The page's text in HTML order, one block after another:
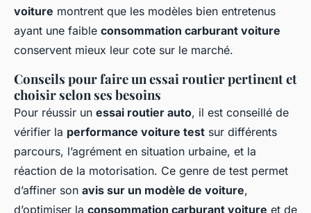
voiture montrent que les modèles bien entretenus
ayant une faible consommation carburant voiture
conservent mieux leur cote sur le marché.
Conseils pour faire un essai routier pertinent et
choisir selon ses besoins
Pour réussir un essai routier auto, il est conseillé de
vérifier la performance voiture test sur différents
parcours, l’agrément en situation urbaine, et la
réaction de la motorisation. Ce genre de test permet
d’affiner son avis sur un modèle de voiture,
d’optimiser la consommation carburant voiture et de